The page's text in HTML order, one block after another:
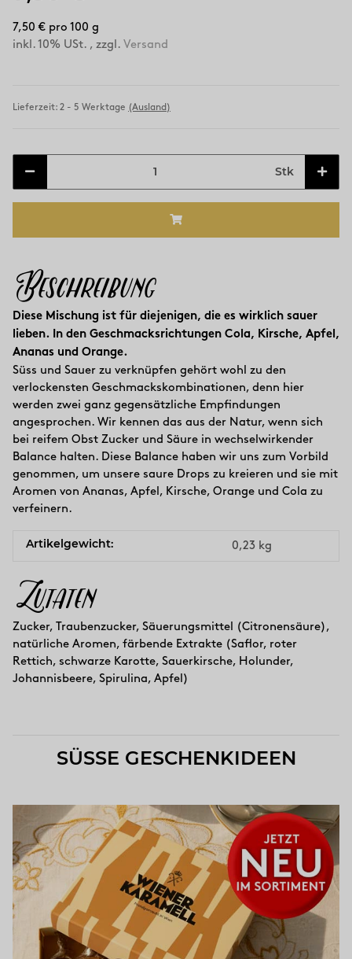
7,50 € pro 100 g
inkl. 10% USt. , zzgl. Versand
Lieferzeit: 2 - 5 Werktage (Ausland)
Stk
Beschreibung
Diese Mischung ist für diejenigen, die es wirklich sauer
lieben. In den Geschmacksrichtungen Cola, Kirsche, Apfel,
Ananas und Orange.
Süss und Sauer zu verknüpfen gehört wohl zu den
verlockensten Geschmackskombinationen, denn hier
werden zwei ganz gegensätzliche Empfindungen
angesprochen. Wir kennen das aus der Natur, wenn sich
bei reifem Obst Zucker und Säure in wechselwirkender
Balance halten. Diese Balance haben wir uns zum Vorbild
genommen, um unsere saure Drops zu kreieren und sie mit
Aromen von Ananas, Apfel, Kirsche, Orange und Cola zu
verfeinern.
Artikelgewicht: 0,23 kg
Zutaten
Zucker, Traubenzucker, Säuerungsmittel (Citronensäure),
natürliche Aromen, färbende Extrakte (Saflor, roter
Rettich, schwarze Karotte, Sauerkirsche, Holunder,
Johannisbeere, Spirulina, Apfel)
SÜSSE GESCHENKIDEEN